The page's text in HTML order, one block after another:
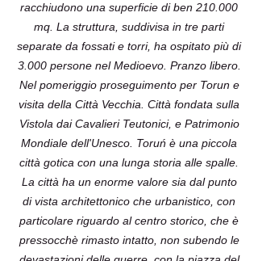
racchiudono una superficie di ben 210.000
mq. La struttura, suddivisa in tre parti
separate da fossati e torri, ha ospitato più di
3.000 persone nel Medioevo. Pranzo libero.
Nel pomeriggio proseguimento per Torun e
visita della Città Vecchia. Città fondata sulla
Vistola dai Cavalieri Teutonici, e Patrimonio
Mondiale dell'Unesco. Toruń è una piccola
città gotica con una lunga storia alle spalle.
La città ha un enorme valore sia dal punto
di vista architettonico che urbanistico, con
particolare riguardo al centro storico, che è
pressocchè rimasto intatto, non subendo le